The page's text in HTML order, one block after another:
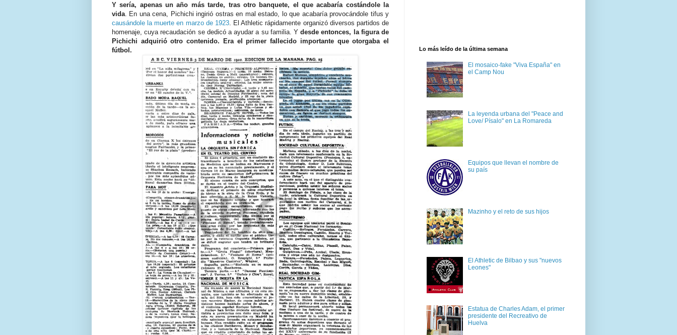
Y sería, apenas un año más tarde, tras otro banquete, el que acabaría costándole la
vida . En una cena, Pichichi ingirió ostras en mal estado, lo que acabaría provocándole tifus y
causándole la muerte en marzo de 1923. El Athletic rápidamente organizó diversos partidos de
homenaje, cuya recaudación se dedicó a ayudar a su familia. Ydesde entonces, la figura de
Pichichi adquirió otro contenido. Era el primer fallecido importante que otorgaba el
fútbol.
Lo más leído de la última semana
El mosaico-fake "Viva España" en
el Camp Nou
La leyenda urbana del "Peace and
Love/ Písalo" en La Romareda
Equipos que llevan el nombre de
su país
Mazinho y el reto de sus hijos
El Athletic de Bilbao y sus "nuevos
Leones"
Estatua de Charles Adam, el primer
presidente del Recreativo de
Huelva